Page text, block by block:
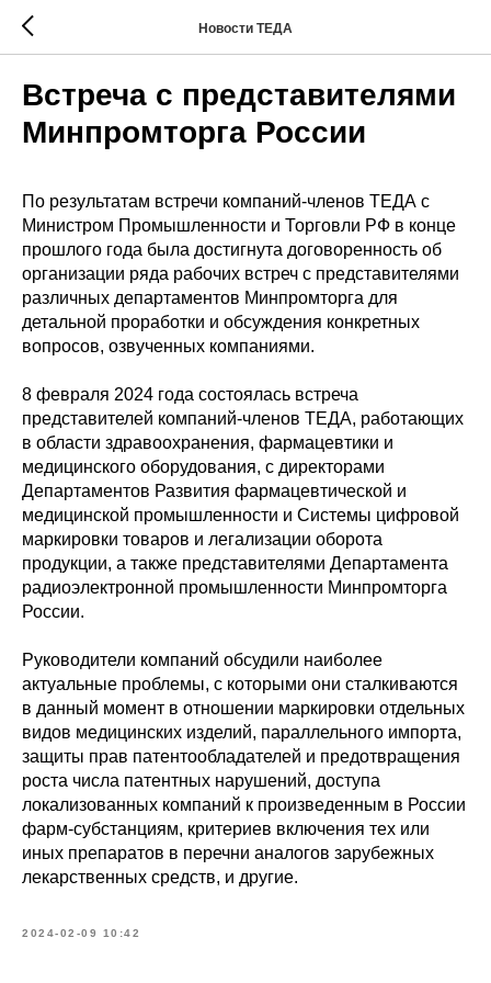
Новости ТЕДА
Встреча с представителями
Минпромторга России
По результатам встречи компаний-членов ТЕДА с
Министром Промышленности и Торговли РФ в конце
прошлого года была достигнута договоренность об
организации ряда рабочих встреч с представителями
различных департаментов Минпромторга для
детальной проработки и обсуждения конкретных
вопросов, озвученных компаниями.
8 февраля 2024 года состоялась встреча
представителей компаний-членов ТЕДА, работающих
в области здравоохранения, фармацевтики и
медицинского оборудования, с директорами
Департаментов Развития фармацевтической и
медицинской промышленности и Системы цифровой
маркировки товаров и легализации оборота
продукции, а также представителями Департамента
радиоэлектронной промышленности Минпромторга
России.
Руководители компаний обсудили наиболее
актуальные проблемы, с которыми они сталкиваются
в данный момент в отношении маркировки отдельных
видов медицинских изделий, параллельного импорта,
защиты прав патентообладателей и предотвращения
роста числа патентных нарушений, доступа
локализованных компаний к произведенным в России
фарм-субстанциям, критериев включения тех или
иных препаратов в перечни аналогов зарубежных
лекарственных средств, и другие.
2024-02-09 10:42